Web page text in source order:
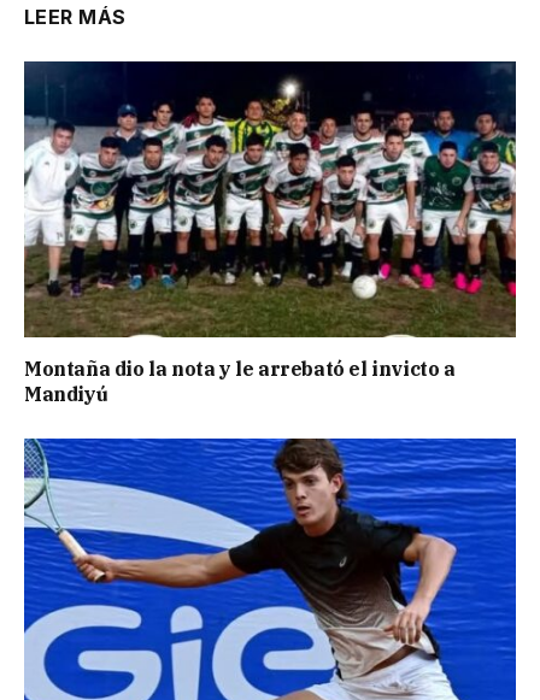
LEER MÁS
Montaña dio la nota y le arrebató el invicto a
Mandiyú